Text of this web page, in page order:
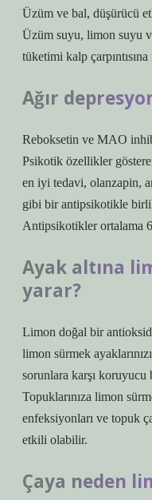
Üzüm ve bal, düşürücü
Üzüm suyu, limon suyu
tüketimi kalp
Ağır
Reboksetin ve MAO
Psikotik özellikler
en iyi tedavi, olanzapin,
gibi bir antipsikotikle
Antipsikotikler ortalama
Ayak altına
yarar?
Limon doğal bir
limon sürmek
sorunlara karşı
Topuklarınıza limon
enfeksiyonları ve topuk
etkili olabilir.
Çaya neden